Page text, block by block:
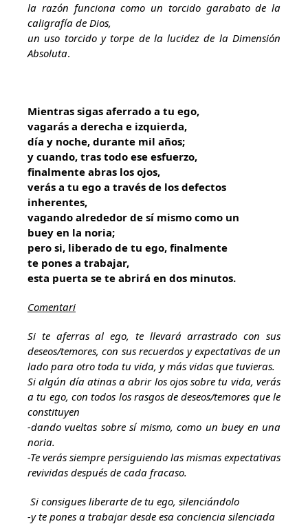
la razón funciona como un torcido garabato de la
caligrafía de Dios,
un uso torcido y torpe de la lucidez de la Dimensión
Absoluta.
Mientras sigas aferrado a tu ego,
vagarás a derecha e izquierda,
día y noche, durante mil años;
y cuando, tras todo ese esfuerzo,
finalmente abras los ojos,
verás a tu ego a través de los defectos
inherentes,
vagando alrededor de sí mismo como un
buey en la noria;
pero si, liberado de tu ego, finalmente
te pones a trabajar,
esta puerta se te abrirá en dos minutos.
Comentari
Si te aferras al ego, te llevará arrastrado con sus
deseos/temores, con sus recuerdos y expectativas de un
lado para otro toda tu vida, y más vidas que tuvieras.
Si algún día atinas a abrir los ojos sobre tu vida, verás
a tu ego, con todos los rasgos de deseos/temores que le
constituyen
-dando vueltas sobre sí mismo, como un buey en una
noria.
-Te verás siempre persiguiendo las mismas expectativas
revividas después de cada fracaso.
Si consigues liberarte de tu ego, silenciándolo
-y te pones a trabajar desde esa conciencia silenciada